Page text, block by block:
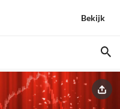
Bekijk